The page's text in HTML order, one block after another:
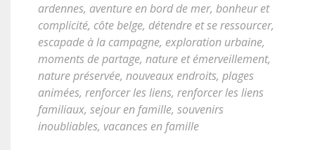
ardennes, aventure en bord de mer, bonheur et
complicité, côte belge, détendre et se ressourcer,
escapade à la campagne, exploration urbaine,
moments de partage, nature et émerveillement,
nature préservée, nouveaux endroits, plages
animées, renforcer les liens, renforcer les liens
familiaux, sejour en famille, souvenirs
inoubliables, vacances en famille